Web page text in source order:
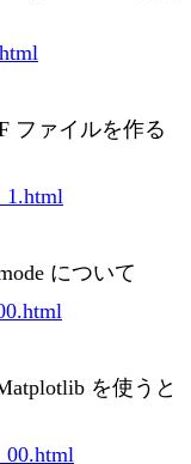
ファイルを作る
について
を使うと